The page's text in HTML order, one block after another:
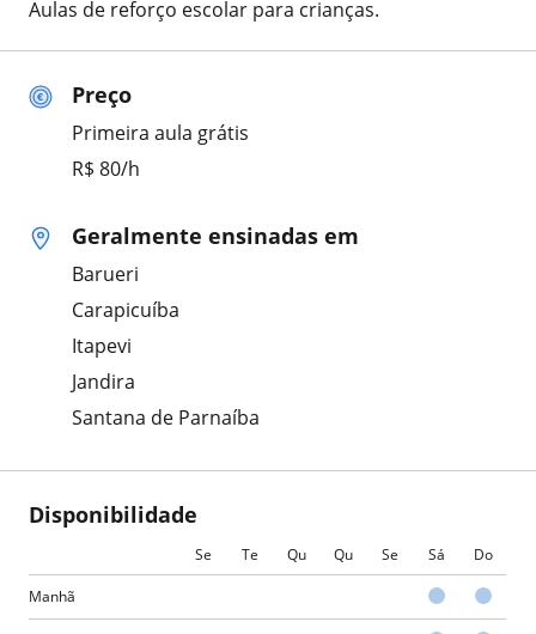
Preço
Primeira aula grátis
R$ 80/h
Geralmente ensinadas em
Barueri
Carapicuíba
Itapevi
Jandira
Santana de Parnaíba
Disponibilidade
Se Te Qu Qu Se Sá Do
Manhã
Aulas de reforço escolar para crianças.